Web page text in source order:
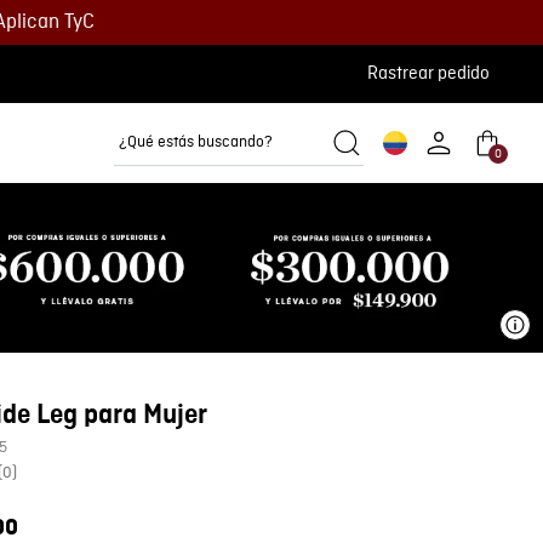
TyC
Rastrear pedido
¿Qué estás buscando?
0
Leg para Mujer
(0)